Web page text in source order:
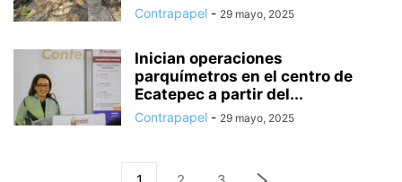
Contrapapel - 29 mayo, 2025
Inician operaciones
parquímetros en el centro de
Ecatepec a partir del...
Contrapapel - 29 mayo, 2025